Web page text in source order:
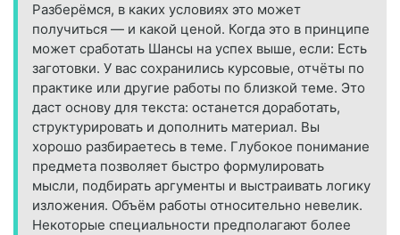
Разберёмся, в каких условиях это может
получиться — и какой ценой. Когда это в принципе
может сработать Шансы на успех выше, если: Есть
заготовки. У вас сохранились курсовые, отчёты по
практике или другие работы по близкой теме. Это
даст основу для текста: останется доработать,
структурировать и дополнить материал. Вы
хорошо разбираетесь в теме. Глубокое понимание
предмета позволяет быстро формулировать
мысли, подбирать аргументы и выстраивать логику
изложения. Объём работы относительно невелик.
Некоторые специальности предполагают более